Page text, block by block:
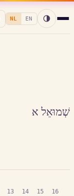
NL EN
שְׁמוּאֵל א
13 14 15
16